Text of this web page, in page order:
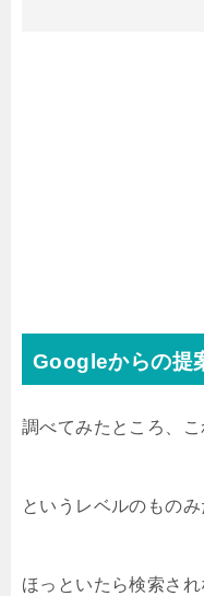
Googleからの提
調べてみたところ、
というレベルのもの
ほっといたら検索さ